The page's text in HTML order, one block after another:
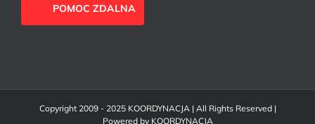
POMOC ZDALNA
Copyright 2009 - 2025 KOORDYNACJA | All Rights Reserved |
Powered by KOORDYNACJA